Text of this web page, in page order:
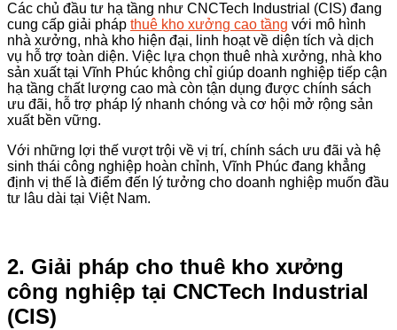
Các chủ đầu tư hạ tầng như CNCTech Industrial (CIS) đang
cung cấp giải pháp thuê kho xưởng cao tầng với mô hình
nhà xưởng, nhà kho hiện đại, linh hoạt về diện tích và dịch
vụ hỗ trợ toàn diện. Việc lựa chọn thuê nhà xưởng, nhà kho
sản xuất tại Vĩnh Phúc không chỉ giúp doanh nghiệp tiếp cận
hạ tầng chất lượng cao mà còn tận dụng được chính sách
ưu đãi, hỗ trợ pháp lý nhanh chóng và cơ hội mở rộng sản
xuất bền vững.
Với những lợi thế vượt trội về vị trí, chính sách ưu đãi và hệ
sinh thái công nghiệp hoàn chỉnh, Vĩnh Phúc đang khẳng
định vị thế là điểm đến lý tưởng cho doanh nghiệp muốn đầu
tư lâu dài tại Việt Nam.
2. Giải pháp cho thuê kho xưởng
công nghiệp tại CNCTech Industrial
(CIS)